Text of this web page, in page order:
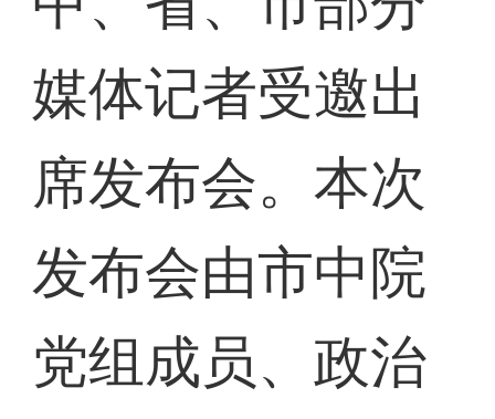
媒体记者受邀出
席发布会。本次
发布会由市中院
党组成员、政治